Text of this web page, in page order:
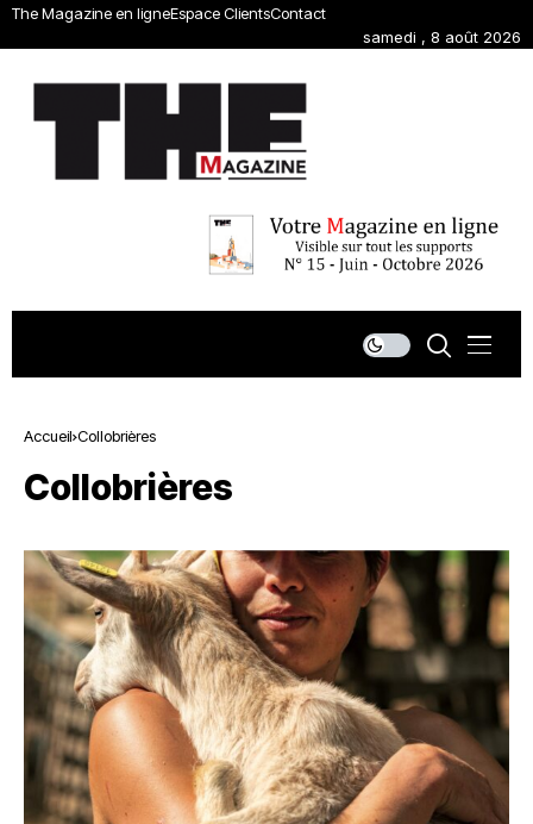
The Magazine en ligneEspace ClientsContact
samedi , 8 août 2026
Accueil Collobrières
Collobrières